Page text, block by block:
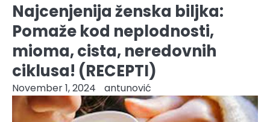
Najcenjenija ženska biljka:
Pomaže kod neplodnosti,
mioma, cista, neredovnih
ciklusa! (RECEPTI)
November 1, 2024 antunović